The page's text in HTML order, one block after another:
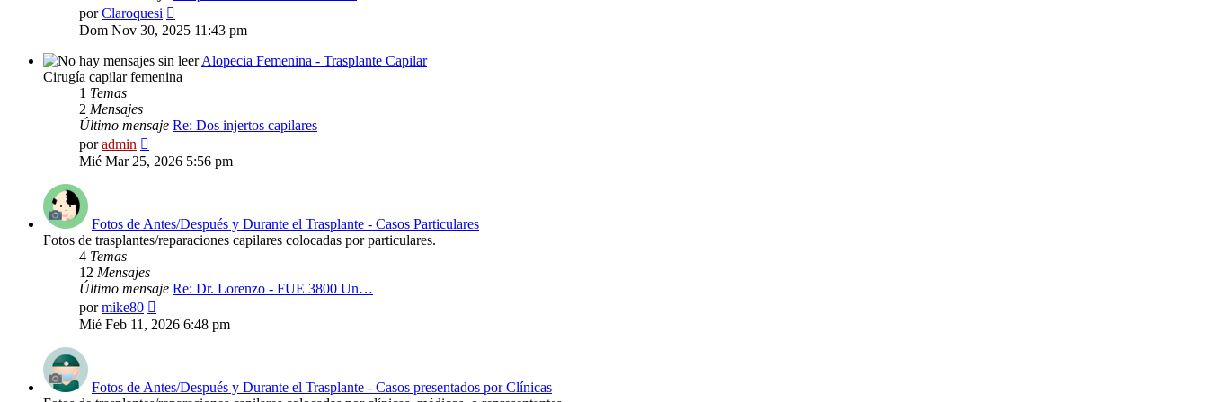
porClaroquesi
último
Dom Nov 30, 2025 11:43 pm
Alopecia Femenina - Trasplante Capilar
Cirugía capilar femenina
1 Temas
2 Mensajes
Último mensaje Re: Dos injertos capilares
poradmin
último
Mié Mar 25, 2026 5:56 pm
Fotos de Antes/Después y Durante el Trasplante - Casos Particulares
Fotos de trasplantes/reparaciones capilares colocadas por particulares.
4 Temas
12 Mensajes
Último mensaje Re: Dr. Lorenzo - FUE 3800 Un…
pormike80
último
Mié Feb 11, 2026 6:48 pm
Fotos de Antes/Después y Durante el Trasplante - Casos presentados por Clínicas